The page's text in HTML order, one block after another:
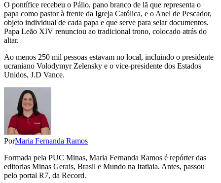
O pontífice recebeu o Pálio, pano branco de lã que representa o
papa como pastor à frente da Igreja Católica, e o Anel de Pescador,
objeto individual de cada papa e que serve para selar documentos.
Papa Leão XIV renunciou ao tradicional trono, colocado atrás do
altar.
Ao menos 250 mil pessoas estavam no local, incluindo o presidente
ucraniano Volodymyr Zelensky e o vice-presidente dos Estados
Unidos, J.D Vance.
PorMaria Fernanda Ramos
Formada pela PUC Minas, Maria Fernanda Ramos é repórter das
editorias Minas Gerais, Brasil e Mundo na Itatiaia. Antes, passou
pelo portal R7, da Record.